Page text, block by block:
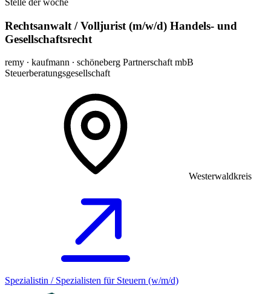
Stelle der woche
Rechtsanwalt / Volljurist (m/w/d) Handels- und
Gesellschaftsrecht
remy ∙ kaufmann ∙ schöneberg Partnerschaft mbB
Steuerberatungsgesellschaft
Westerwaldkreis
Spezialistin / Spezialisten für Steuern (w/m/d)